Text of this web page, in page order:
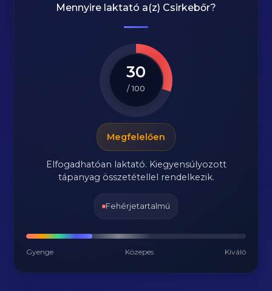
Mennyire laktató a(z) Csirkebőr?
30
/ 100
Megfelelően
Elfogadhatóan laktató. Kiegyensúlyozott
tápanyag összetétellel rendelkezik.
Fehérjetartalmú
Gyenge Közepes Kiváló